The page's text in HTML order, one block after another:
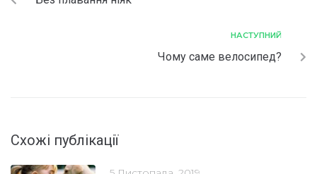
НАСТУПНИЙ
Чому саме велосипед?
Схожі публікації